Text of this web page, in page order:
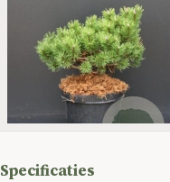
Specificaties